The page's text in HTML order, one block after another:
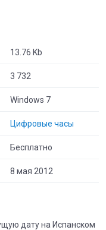
13.76 Kb
3 732
Windows 7
Цифровые часы
Бесплатно
8 мая 2012
дату на Испанском